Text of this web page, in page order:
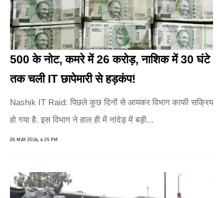
500 के नोट, कमरे में 26 करोड़, नाशिक में 30 घंटे
तक चली IT छापेमारी से हड़कंप!
Nashik IT Raid: पिछले कुछ दिनों से आयकर विभाग काफी सक्रिय
हो गया है. इस विभाग ने हाल ही में नांदेड़ में बड़ी...
26 MAY 2024, 4:35 PM